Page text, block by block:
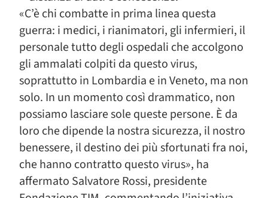
«C’è chi combatte in prima linea questa
guerra: i medici, i rianimatori, gli infermieri, il
personale tutto degli ospedali che accolgono
gli ammalati colpiti da questo virus,
soprattutto in Lombardia e in Veneto, ma non
solo. In un momento così drammatico, non
possiamo lasciare sole queste persone. È da
loro che dipende la nostra sicurezza, il nostro
benessere, il destino dei più sfortunati fra noi,
che hanno contratto questo virus», ha
affermato Salvatore Rossi, presidente